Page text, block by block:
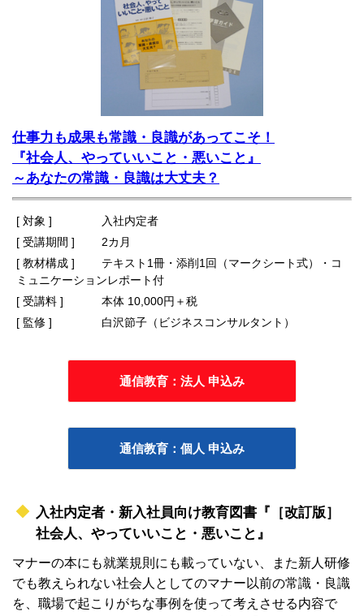
仕事力も成果も常識・良識があってこそ！
『社会人、やっていいこと・悪いこと』
～あなたの常識・良識は大丈夫？
[ 対象 ]
入社内定者
[ 受講期間 ]
2カ月
[ 教材構成 ]
テキスト1冊・添削1回（マークシート式）・コ
ミュニケーションレポート付
[ 受講料 ]
本体 10,000円＋税
[ 監修 ]
白沢節子（ビジネスコンサルタント）
通信教育：法人 申込み
通信教育：個人 申込み
入社内定者・新入社員向け教育図書『［改訂版］
社会人、やっていいこと・悪いこと』
マナーの本にも就業規則にも載っていない、また新人研修
でも教えられない社会人としてのマナー以前の常識・良識
を、職場で起こりがちな事例を使って考えさせる内容で